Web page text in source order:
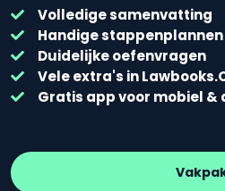
Volledige samenvatting
Handige stappenplannen
Duidelijke oefenvragen
Vele extra's in
Gratis app voor mobiel &